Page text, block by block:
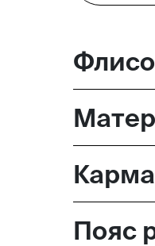
Большая
вход 10, 3
Пояс